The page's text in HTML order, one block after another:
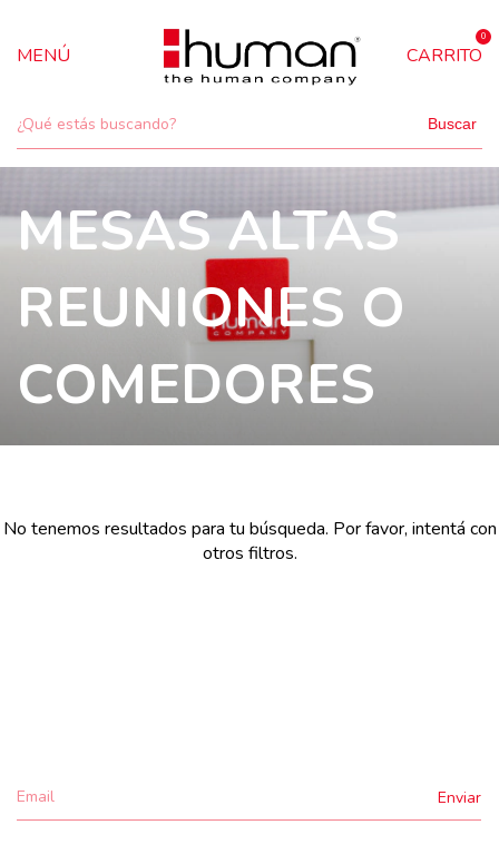
MENÚ CARRITO
0
Buscar
MESAS ALTAS
REUNIONES O
COMEDORES
No tenemos resultados para tu búsqueda. Por favor, intentá con
otros filtros.